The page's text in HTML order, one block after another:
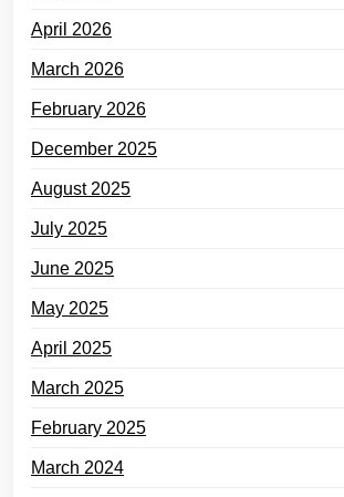
April 2026
March 2026
February 2026
December 2025
August 2025
July 2025
June 2025
May 2025
April 2025
March 2025
February 2025
March 2024